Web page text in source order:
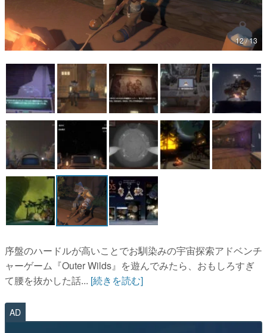
カテゴリ
特集記事
マンガ
女性向け
アプリレビュー
その他
電ファミニコゲーマーとは？
運営：株式会社マレ
12 / 13
序盤のハードルが高いことでお馴染みの宇宙探索アドベンチ
ャーゲーム『Outer Wilds』を遊んでみたら、おもしろすぎ
て腰を抜かした話... [続きを読む]
AD